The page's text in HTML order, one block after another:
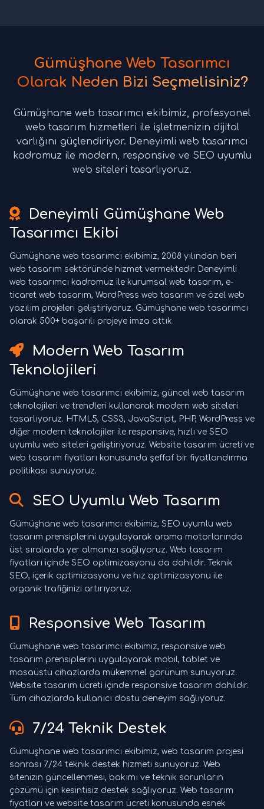
Gümüşhane Web Tasarımcı
Olarak Neden Bizi Seçmelisiniz?
Gümüşhane web tasarımcı ekibimiz, profesyonel
web tasarım hizmetleri ile işletmenizin dijital
varlığını güçlendiriyor. Deneyimli web tasarımcı
kadromuz ile modern, responsive ve SEO uyumlu
web siteleri tasarlıyoruz.
Deneyimli Gümüşhane Web
Tasarımcı Ekibi
Gümüşhane web tasarımcı ekibimiz, 2008 yılından beri
web tasarım sektöründe hizmet vermektedir. Deneyimli
web tasarımcı kadromuz ile kurumsal web tasarım, e-
ticaret web tasarım, WordPress web tasarım ve özel web
yazılım projeleri geliştiriyoruz. Gümüşhane web tasarımcı
olarak 500+ başarılı projeye imza attık.
Modern Web Tasarım
Teknolojileri
Gümüşhane web tasarımcı ekibimiz, güncel web tasarım
teknolojileri ve trendleri kullanarak modern web siteleri
tasarlıyoruz. HTML5, CSS3, JavaScript, PHP, WordPress ve
diğer modern teknolojiler ile responsive, hızlı ve SEO
uyumlu web siteleri geliştiriyoruz. Website tasarım ücreti ve
web tasarım fiyatları konusunda şeffaf bir fiyatlandırma
politikası sunuyoruz.
SEO Uyumlu Web Tasarım
Gümüşhane web tasarımcı ekibimiz, SEO uyumlu web
tasarım prensiplerini uygulayarak arama motorlarında
üst sıralarda yer almanızı sağlıyoruz. Web tasarım
fiyatları içinde SEO optimizasyonu da dahildir. Teknik
SEO, içerik optimizasyonu ve hız optimizasyonu ile
organik trafiğinizi artırıyoruz.
Responsive Web Tasarım
Gümüşhane web tasarımcı ekibimiz, responsive web
tasarım prensiplerini uygulayarak mobil, tablet ve
masaüstü cihazlarda mükemmel görünüm sunuyoruz.
Website tasarım ücreti içinde responsive tasarım dahildir.
Tüm cihazlarda kullanıcı dostu deneyim sağlıyoruz.
7/24 Teknik Destek
Gümüşhane web tasarımcı ekibimiz, web tasarım projesi
sonrası 7/24 teknik destek hizmeti sunuyoruz. Web
sitenizin güncellenmesi, bakımı ve teknik sorunların
çözümü için kesintisiz destek sağlıyoruz. Web tasarım
fiyatları ve website tasarım ücreti konusunda esnek